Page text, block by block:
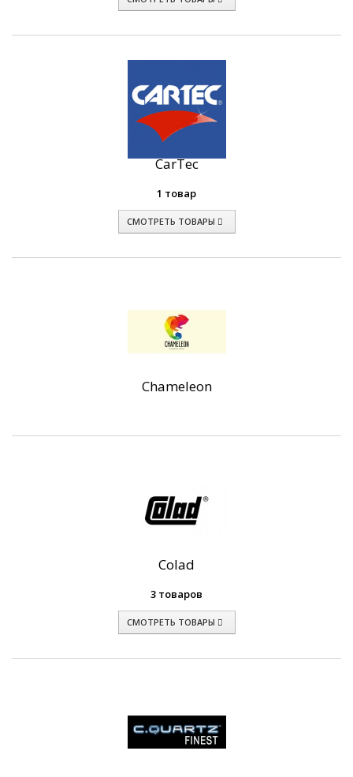
CarTec
1 товар
СМОТРЕТЬ ТОВАРЫ
Chameleon
Colad
3 товаров
СМОТРЕТЬ ТОВАРЫ